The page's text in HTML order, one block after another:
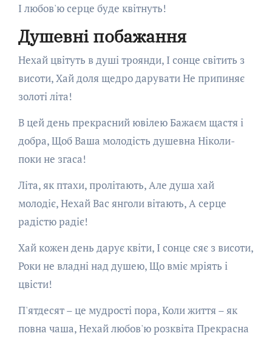
І любов'ю серце буде квітнуть!
Душевні побажання
Нехай цвітуть в душі троянди, І сонце світить з
висоти, Хай доля щедро дарувати Не припиняє
золоті літа!
В цей день прекрасний ювілею Бажаєм щастя і
добра, Щоб Ваша молодість душевна Ніколи-
поки не згаса!
Літа, як птахи, пролітають, Але душа хай
молодіє, Нехай Вас янголи вітають, А серце
радістю радіє!
Хай кожен день дарує квіти, І сонце сяє з висоти,
Роки не владні над душею, Що вміє мріять і
цвісти!
П'ятдесят – це мудрості пора, Коли життя – як
повна чаша, Нехай любов'ю розквіта Прекрасна